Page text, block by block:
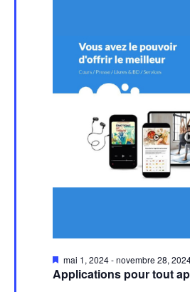
Applications pour tout
Mis
en
avant
mai 1, 2024-novembre 28,